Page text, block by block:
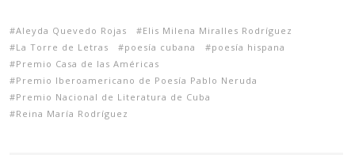
Aleyda Quevedo Rojas
Elis Milena Miralles Rodríguez
La Torre de Letras
poesía cubana
poesía hispana
Premio Casa de las Américas
Premio Iberoamericano de Poesía Pablo Neruda
Premio Nacional de Literatura de Cuba
Reina María Rodríguez